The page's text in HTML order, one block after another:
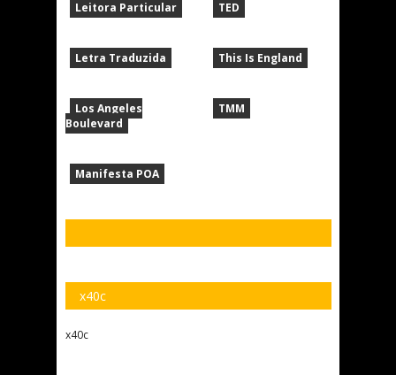
Leitora Particular
Letra Traduzida
Los Angeles
Boulevard
Manifesta POA
TED
This Is England
TMM
x40c
x40c